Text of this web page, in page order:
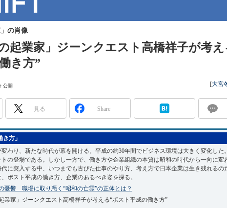
の起業家」ジーンクエスト高橋祥子が考
き方”
の肖像
公開 [大宮
見る Share
方」
変わり、新たな時代が幕を開ける。平成の約30年間でビジネス環境は大きく変化した
の登場である。しかし一方で、働き方や企業組織の本質は昭和の時代から一向に変
に突入する中、いつまでも古びた仕事のやり方、考え方で日本企業は生き残れるの
スト平成の働き方、企業のあるべき姿を探る。
憂鬱 職場に取り憑く“昭和の亡霊”の正体とは？
業家」ジーンクエスト高橋祥子が考える“ポスト平成の働き方”